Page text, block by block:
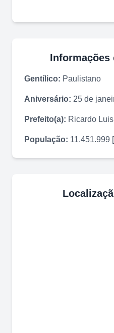
Informações
Gentílico: Paulistano
Aniversário: 25 de
Prefeito(a): Ricardo
População: 11.451.999